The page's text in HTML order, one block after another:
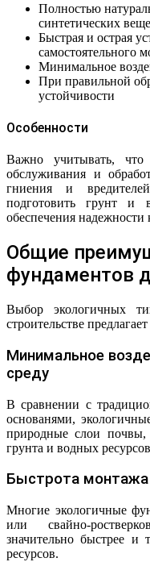
Полностью
синтетических
Быстрая и острая
самостоятельного
Минимальное
При правильной
устойчивости
Особенности
Важно учитывать, что
обслуживания и
гниения и
подготовить грунт и
обеспечения надежности
Общие
фундаментов
Выбор экологичных
строительстве
Минимальное
среду
В сравнении с
основанями,
природные слои почвы,
грунта и водных
Быстрота
Многие экологичные
или свайно-
значительно быстрее и
ресурсов.